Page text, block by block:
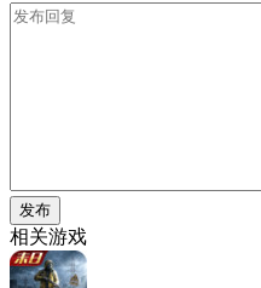
发布
相关游戏